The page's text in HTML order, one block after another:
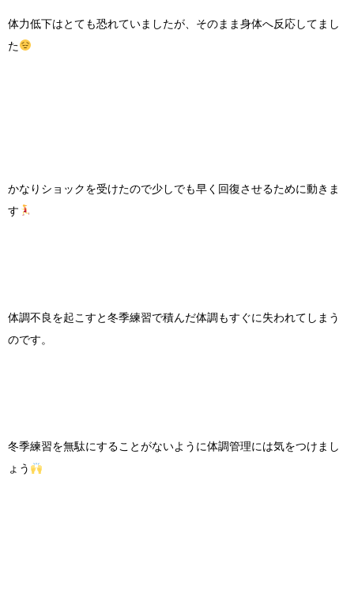
体力低下はとても恐れていましたが、そのまま身体へ反応してまし
た
かなりショックを受けたので少しでも早く回復させるために動きま
す
体調不良を起こすと冬季練習で積んだ体調もすぐに失われてしまう
のです。
冬季練習を無駄にすることがないように体調管理には気をつけまし
ょう